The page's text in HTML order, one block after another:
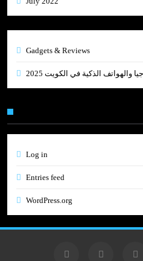
Gadgets & Reviews
والهواتف الذكية في الكويت 2025
Log in
Entries feed
WordPress.org